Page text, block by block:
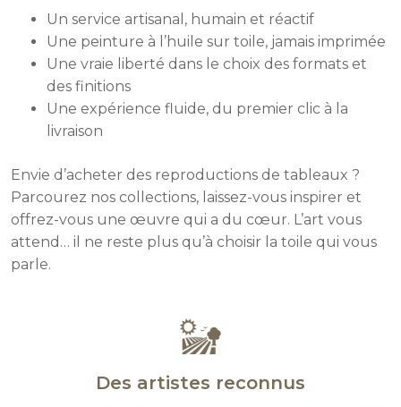
Un service artisanal, humain et réactif
Une peinture à l’huile sur toile, jamais imprimée
Une vraie liberté dans le choix des formats et
des finitions
Une expérience fluide, du premier clic à la
livraison
Envie d’acheter des reproductions de tableaux ?
Parcourez nos collections, laissez-vous inspirer et
offrez-vous une œuvre qui a du cœur. L’art vous
attend… il ne reste plus qu’à choisir la toile qui vous
parle.
Des artistes reconnus